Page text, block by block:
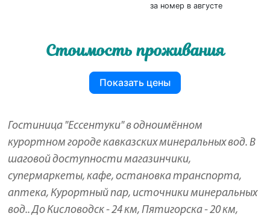
за номер в августе
Стоимость проживания
Показать цены
Гостиница "Ессентуки" в одноимённом
курортном городе кавказских минеральных вод. В
шаговой доступности магазинчики,
супермаркеты, кафе, остановка транспорта,
аптека, Курортный пар, источники минеральных
вод.. До Кисловодск - 24 км, Пятигорска - 20 км,